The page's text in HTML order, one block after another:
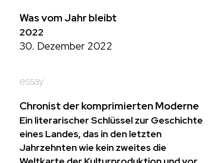
Was vom Jahr bleibt
2022
30. Dezember 2022
essay
Chronist der komprimierten Moderne
Ein literarischer Schlüssel zur Geschichte
eines Landes, das in den letzten
Jahrzehnten wie kein zweites die